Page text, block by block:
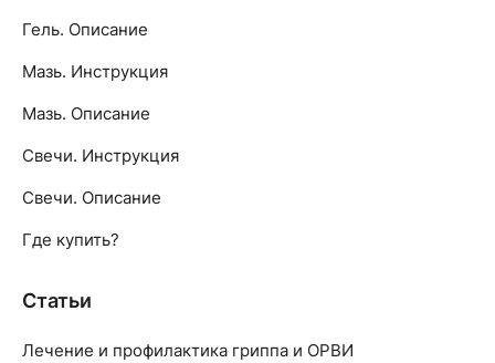
Гель. Описание
Мазь. Инструкция
Мазь. Описание
Свечи. Инструкция
Свечи. Описание
Где купить?
Статьи
Лечение и профилактика гриппа и ОРВИ